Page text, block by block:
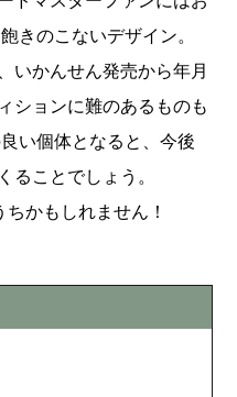
きのこないデザイン。
いかんせん発売から年月
ションに難のあるものも
い個体となると、今後
ることでしょう。
かもしれません！